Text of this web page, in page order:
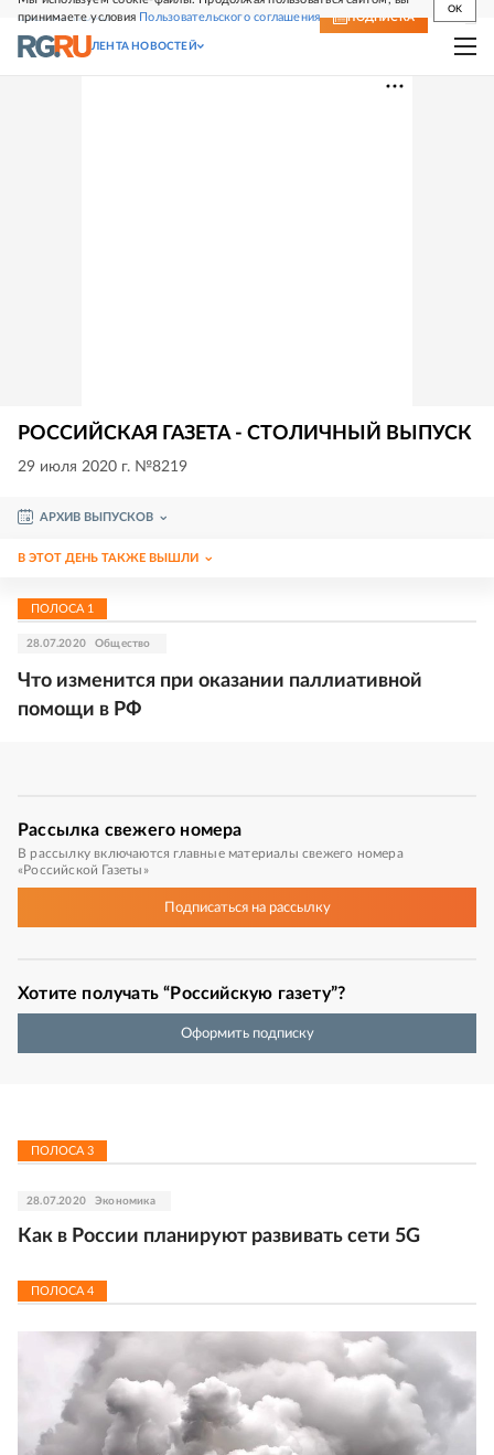
принимаете условия Пользовательского соглашения
OK
СВЕЖИЙ НОМЕР ПОДПИСКА
ЛЕНТА НОВОСТЕЙ
РОССИЙСКАЯ ГАЗЕТА - СТОЛИЧНЫЙ ВЫПУСК
29 июля 2020 г. №8219
АРХИВ ВЫПУСКОВ
В ЭТОТ ДЕНЬ ТАКЖЕ ВЫШЛИ
ПОЛОСА 1
28.07.2020 Общество
Что изменится при оказании паллиативной
помощи в РФ
Рассылка свежего номера
В рассылку включаются главные материалы свежего номера
«Российской Газеты»
Подписатьсяна рассылку
Хотите получать “Российскую газету”?
Оформить подписку
ПОЛОСА 3
28.07.2020 Экономика
Как в России планируют развивать сети 5G
ПОЛОСА 4